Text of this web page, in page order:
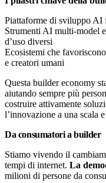
Piattaforme di sviluppo AI
Strumenti AI multi-model
d’uso diversi
Ecosistemi che
e creatori umani
Questa builder economy
aiutando sempre più
costruire attivamente
l’innovazione a una scala
Da consumatori a builder
Stiamo vivendo il
tempi di internet. La
milioni di persone da